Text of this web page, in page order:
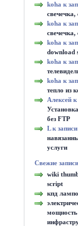
koha к
свечечка,
koha к
свечечка,
koha к
download
koha к
koha к
тепло из
Алексей к
без FTP
L к записи
услуги
Свежие записи
wiki
script
кпд
мощность